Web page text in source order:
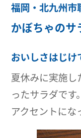
福岡・北九州
かぼちゃのサ
おいしさはじ
夏休みに実施
ったサラダで
アクセントにな